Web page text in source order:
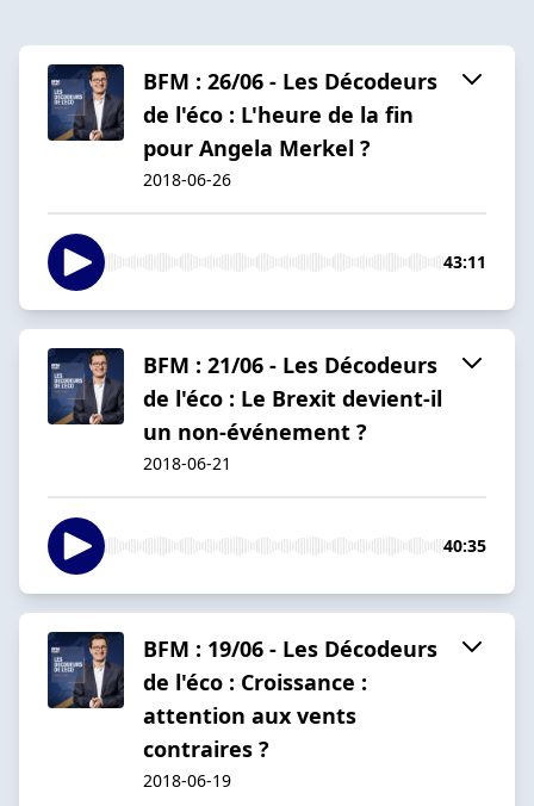
BFM : 26/06 - Les Décodeurs
de l'éco : L'heure de la fin
pour Angela Merkel ?
2018-06-26
43:11
BFM : 21/06 - Les Décodeurs
de l'éco : Le Brexit devient-il
un non-événement ?
2018-06-21
40:35
BFM : 19/06 - Les Décodeurs
de l'éco : Croissance :
attention aux vents
contraires ?
2018-06-19